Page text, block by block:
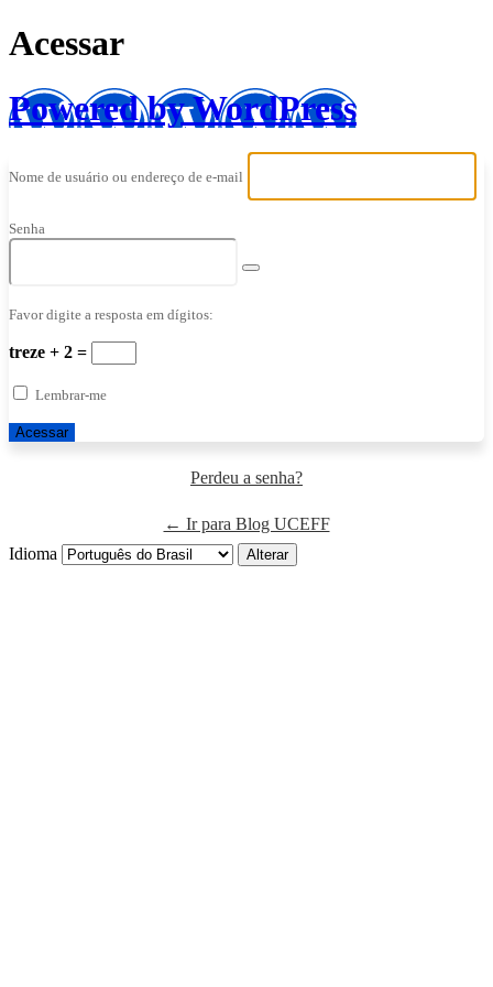
Acessar
Powered by WordPress
Nome de usuário ou endereço de e-mail
Senha
Favor digite a resposta em dígitos:
treze + 2 =
Lembrar-me
Perdeu a senha?
← Ir para Blog UCEFF
Idioma